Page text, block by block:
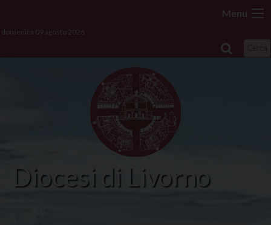
content
Menu
domenica 09 agosto 2026
Diocesi di Livorno